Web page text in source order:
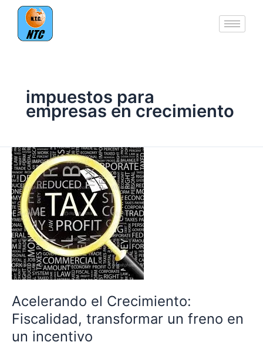
contenido
impuestos para
empresas en crecimiento
Acelerando el Crecimiento:
Fiscalidad, transformar un freno en
un incentivo
Acelerando
el
Crecimiento:
Fiscalidad,
transformar
un
freno
en
un
incentivo